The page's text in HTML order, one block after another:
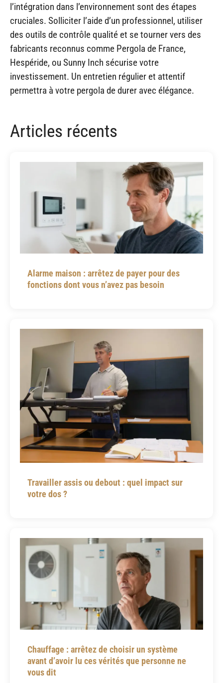
l’intégration dans l’environnement sont des étapes
cruciales. Solliciter l’aide d’un professionnel, utiliser
des outils de contrôle qualité et se tourner vers des
fabricants reconnus comme Pergola de France,
Hespéride, ou Sunny Inch sécurise votre
investissement. Un entretien régulier et attentif
permettra à votre pergola de durer avec élégance.
Articles récents
Alarme maison : arrêtez de payer pour des
fonctions dont vous n’avez pas besoin
Travailler assis ou debout : quel impact sur
votre dos ?
Chauffage : arrêtez de choisir un système
avant d’avoir lu ces vérités que personne ne
vous dit